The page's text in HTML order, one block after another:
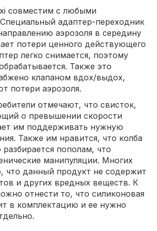
совместим с любыми
адаптер-переходник
аэрозоля в середину
потери ценного действующего
легко снимается, поэтому
Также это
клапаном вдох/выдох,
потери аэрозоля.
отмечают, что свисток,
о превышении скорости
им поддерживать нужную
Также им нравится, что колба
разбирается пополам, что
манипуляции. Многих
что данный продукт не содержит
и других вредных веществ. К
отнести то, что силиконовая
в комплектацию и ее нужно